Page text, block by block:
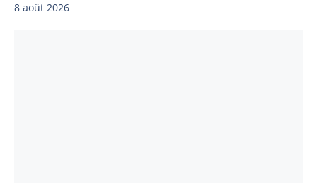
8 août 2026